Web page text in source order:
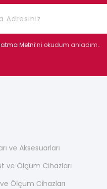
Metni’ni okudum anladım..
ve Aksesuarları
ve Ölçüm Cihazları
Ölçüm Cihazları